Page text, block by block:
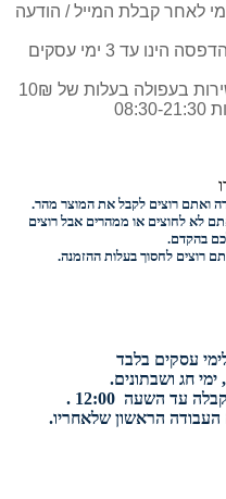
לאחר קבלת המייל / הודעה
כי הזמנתך מוכנה לאיסוף (סיום ההדפסה הינו עד 3 ימי עסקים
בעפולה בעלות של 10₪
ואתם רוצים לקבל את המוצר מהר.
,כשאתם לא לחוצים או ממהרים אבל רוצים
בהקדם.
לחסוך בעלות ההזמנה.
עסקים בלבד
חג ושבתונים.
עד השעה 12:00 .